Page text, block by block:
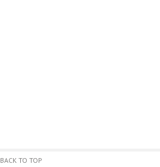
BACK TO TOP